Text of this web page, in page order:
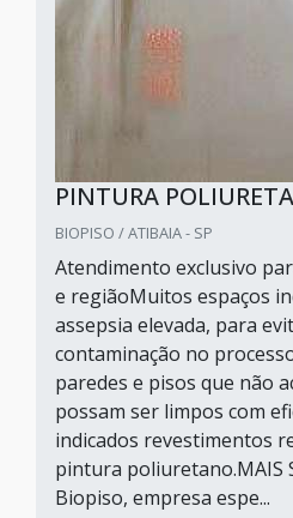
PINTURA
BIOPISO / ATIBAIA - SP
Atendimento exclusivo
e regiãoMuitos espaços
assepsia elevada, para
contaminação no
paredes e pisos que não
possam ser limpos com
indicados revestimentos
pintura poliuretano.MAIS
Biopiso, empresa espe...